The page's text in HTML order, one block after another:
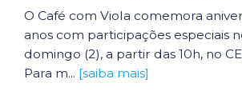
O Café com Viola comemora
anos com participações especiais
domingo (2), a partir das 10h, no
Para m... [saiba mais]